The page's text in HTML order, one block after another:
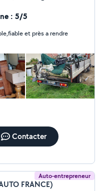
: 5/5
et près a rendre
Contacter
Auto-entrepreneur
FRANCE)